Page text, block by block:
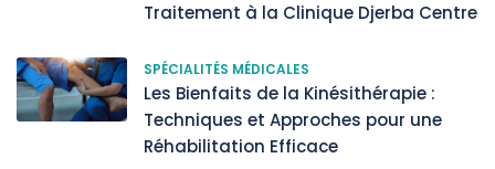
Traitement à la Clinique Djerba Centre
SPÉCIALITÉS MÉDICALES
Les Bienfaits de la Kinésithérapie :
Techniques et Approches pour une
Réhabilitation Efficace